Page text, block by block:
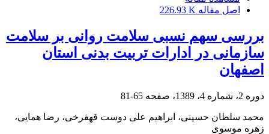
اصل مقاله 226.93 K
بررسی سهم نسبی سلامت روانی بر سلامت
سازمانی در ادارات تربیت بدنی استان
اصفهان
دوره 2، شماره 4، 1389، صفحه 65-81
محمد سلطان حسینی، ابراهیم علی دوست قهفرخی، رضا همایی،
زهره موسوی